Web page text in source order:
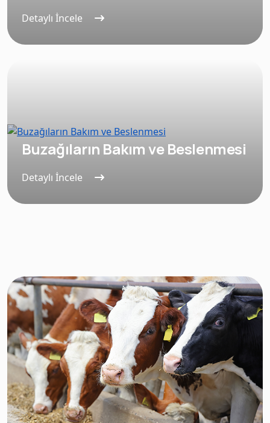
Detaylı İncele
Buzağıların Bakım ve Beslenmesi
Detaylı İncele